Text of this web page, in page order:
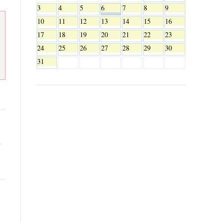
3
4 5 6 7 8
9
10
11 12 13 14 15
16
17
18 19 20 21 22
23
24
25 26 27 28 29
30
31